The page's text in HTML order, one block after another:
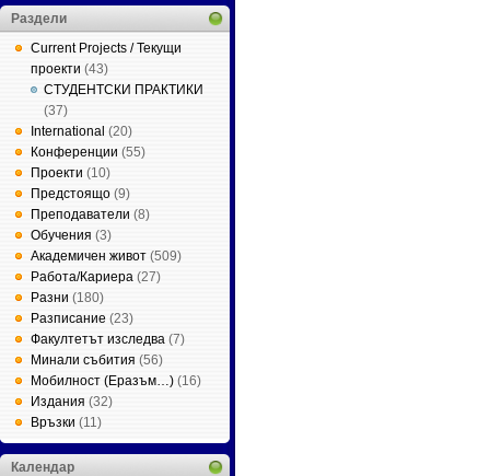
Раздели
Current Projects / Текущи
проекти (43)
СТУДЕНТСКИ ПРАКТИКИ
(37)
International (20)
Конференции (55)
Проекти (10)
Предстоящо (9)
Преподаватели (8)
Обучения (3)
Академичен живот (509)
Работа/Кариера (27)
Разни (180)
Разписание (23)
Факултетът изследва (7)
Минали събития (56)
Мобилност (Еразъм…) (16)
Издания (32)
Връзки (11)
Календар